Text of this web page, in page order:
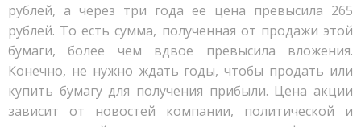
рублей, а через три года ее цена превысила 265
рублей. То есть сумма, полученная от продажи этой
бумаги, более чем вдвое превысила вложения.
Конечно, не нужно ждать годы, чтобы продать или
купить бумагу для получения прибыли. Цена акции
зависит от новостей компании, политической и